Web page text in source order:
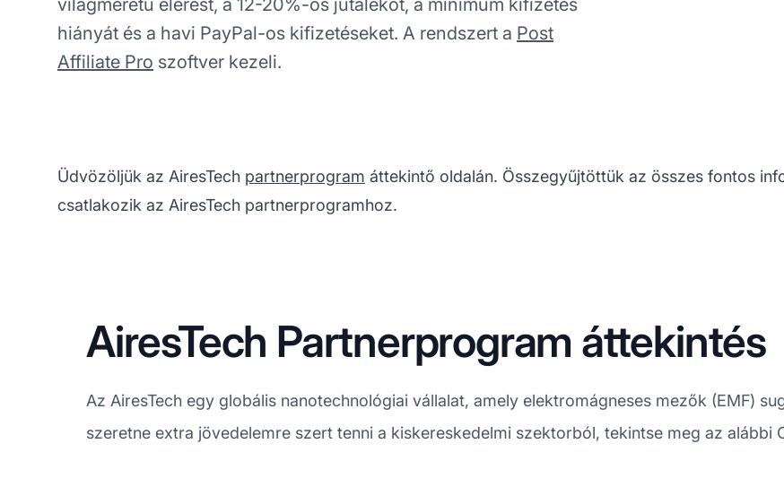
hiányát és a havi PayPal-os kifizetéseket. A rendszert a Post
Affiliate Pro szoftver kezeli.
Üdvözöljük az AiresTech partnerprogram áttekintő oldalán. Összegyűjtöttük az összes fontos
csatlakozik az AiresTech partnerprogramhoz.
AiresTech Partnerprogram áttekintés
Az AiresTech egy globális nanotechnológiai vállalat, amely elektromágneses mezők (EMF)
szeretne extra jövedelemre szert tenni a kiskereskedelmi szektorból, tekintse meg az alábbi